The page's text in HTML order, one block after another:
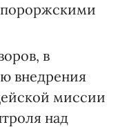
в
внедрения
миссии
над